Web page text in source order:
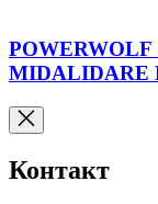
MIDALIDARE
Контакт